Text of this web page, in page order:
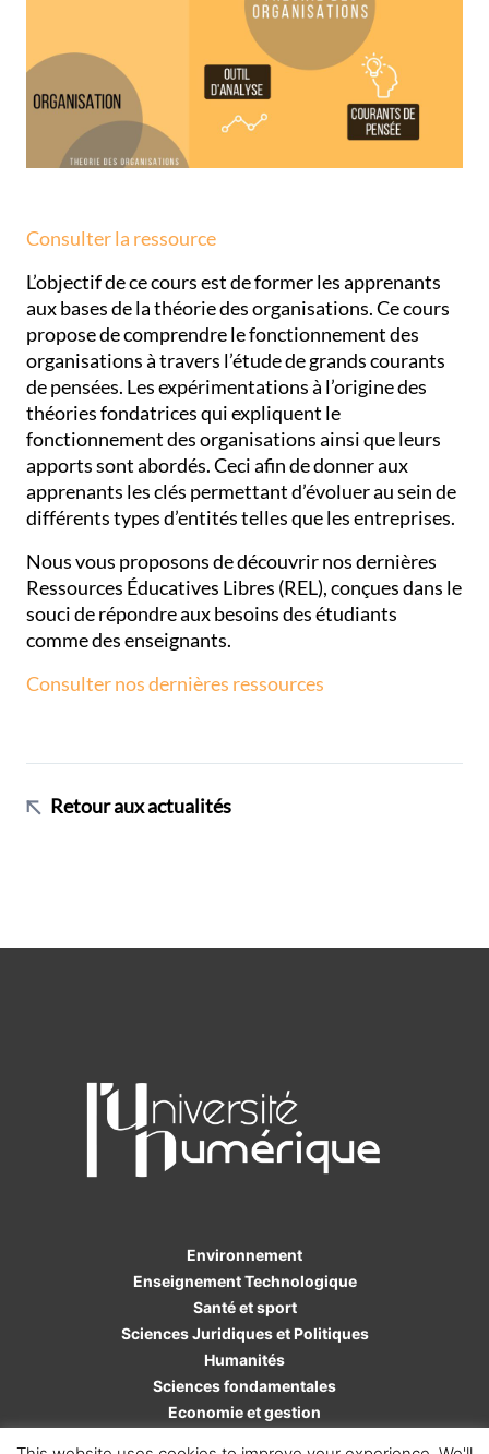
Consulter la ressource
L’objectif de ce cours est de former les apprenants
aux bases de la théorie des organisations. Ce cours
propose de comprendre le fonctionnement des
organisations à travers l’étude de grands courants
de pensées. Les expérimentations à l’origine des
théories fondatrices qui expliquent le
fonctionnement des organisations ainsi que leurs
apports sont abordés. Ceci afin de donner aux
apprenants les clés permettant d’évoluer au sein de
différents types d’entités telles que les entreprises.
Nous vous proposons de découvrir nos dernières
Ressources Éducatives Libres (REL), conçues dans le
souci de répondre aux besoins des étudiants
comme des enseignants.
Consulter nos dernières ressources
Retour aux actualités
Environnement
Enseignement Technologique
Santé et sport
Sciences Juridiques et Politiques
Humanités
Sciences fondamentales
Economie et gestion